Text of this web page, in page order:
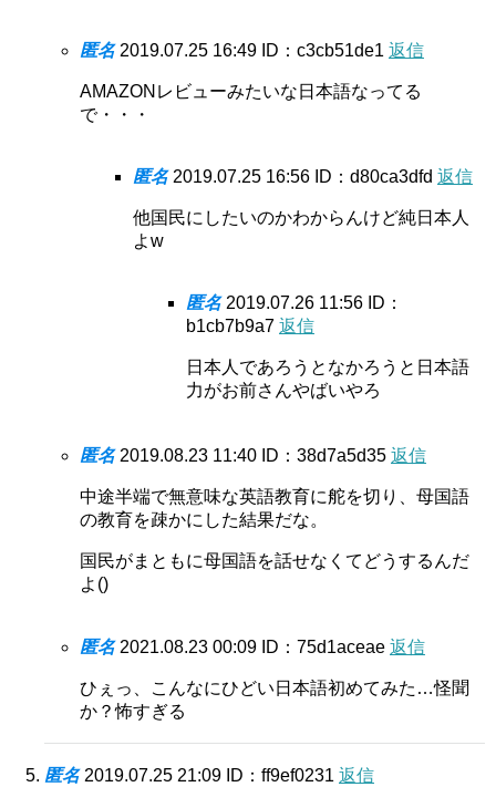
匿名 2019.07.25 16:49 ID：c3cb51de1 返信
AMAZONレビューみたいな日本語なってる
で・・・
匿名 2019.07.25 16:56 ID：d80ca3dfd 返信
他国民にしたいのかわからんけど純日本人
よw
匿名 2019.07.26 11:56 ID：
b1cb7b9a7 返信
日本人であろうとなかろうと日本語
力がお前さんやばいやろ
匿名 2019.08.23 11:40 ID：38d7a5d35 返信
中途半端で無意味な英語教育に舵を切り、母国語
の教育を疎かにした結果だな。
国民がまともに母国語を話せなくてどうするんだ
よ()
匿名 2021.08.23 00:09 ID：75d1aceae 返信
ひぇっ、こんなにひどい日本語初めてみた…怪聞
か？怖すぎる
匿名 2019.07.25 21:09 ID：ff9ef0231 返信